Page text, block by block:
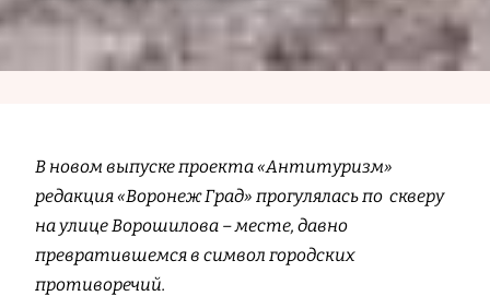
В новом выпуске проекта «Антитуризм»
редакция «Воронеж Град» прогулялась по скверу
на улице Ворошилова – месте, давно
превратившемся в символ городских
противоречий.